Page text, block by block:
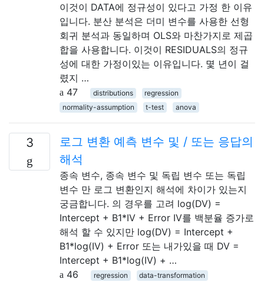
이것이 DATA에 정규성이 있다고 가정 한 이유
입니다. 분산 분석은 더미 변수를 사용한 선형
회귀 분석과 동일하며 OLS와 마찬가지로 제곱
합을 사용합니다. 이것이 RESIDUALS의 정규
성에 대한 가정이있는 이유입니다. 몇 년이 걸
렸지 …
47
distributions
regression
normality-assumption
t-test anova
3
로그 변환 예측 변수 및 / 또는 응답의
해석
종속 변수, 종속 변수 및 독립 변수 또는 독립
변수 만 로그 변환인지 해석에 차이가 있는지
궁금합니다. 의 경우를 고려 log(DV) =
Intercept + B1*IV + Error IV를 백분율 증가로
해석 할 수 있지만 log(DV) = Intercept +
B1*log(IV) + Error 또는 내가있을 때 DV =
Intercept + B1*log(IV) + …
46
regression
data-transformation